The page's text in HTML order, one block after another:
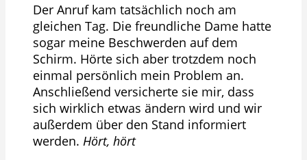
Der Anruf kam tatsächlich noch am
gleichen Tag. Die freundliche Dame hatte
sogar meine Beschwerden auf dem
Schirm. Hörte sich aber trotzdem noch
einmal persönlich mein Problem an.
Anschließend versicherte sie mir, dass
sich wirklich etwas ändern wird und wir
außerdem über den Stand informiert
werden. Hört, hört